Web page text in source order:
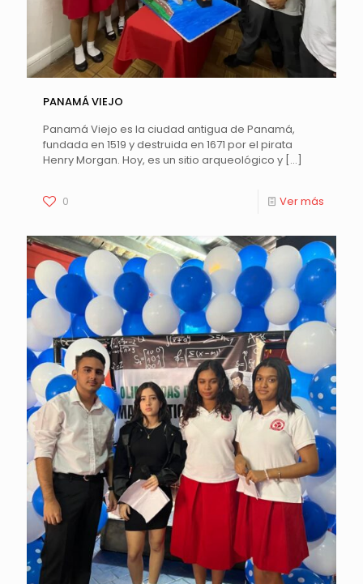
PANAMÁ VIEJO
Panamá Viejo es la ciudad antigua de Panamá,
fundada en 1519 y destruida en 1671 por el pirata
Henry Morgan. Hoy, es un sitio arqueológico y […]
0 Ver más